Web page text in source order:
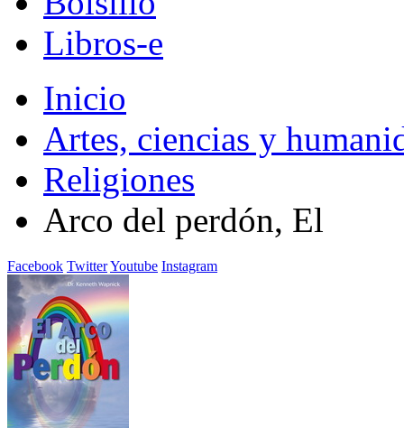
Libros-e
Inicio
Artes, ciencias y
Religiones
Arco del perdón, El
Facebook TwitterYoutube Instagram